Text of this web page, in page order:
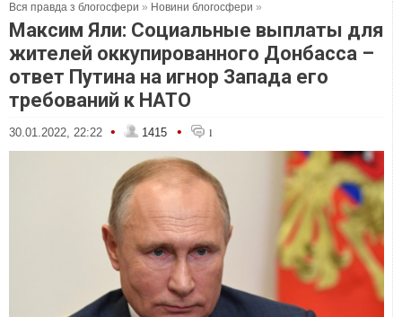
Вся правда з блогосфери » Новини блогосфери »
Максим Яли: Социальные выплаты для
жителей оккупированного Донбасса –
ответ Путина на игнор Запада его
требований к НАТО
30.01.2022, 22:22 • 1415 • 1